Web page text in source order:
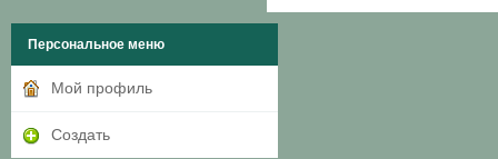
Персональное меню
Мой профиль
Создать